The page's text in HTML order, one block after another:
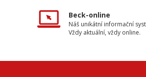
Beck-online
Náš unikátní informační
Vždy aktuální, vždy online.